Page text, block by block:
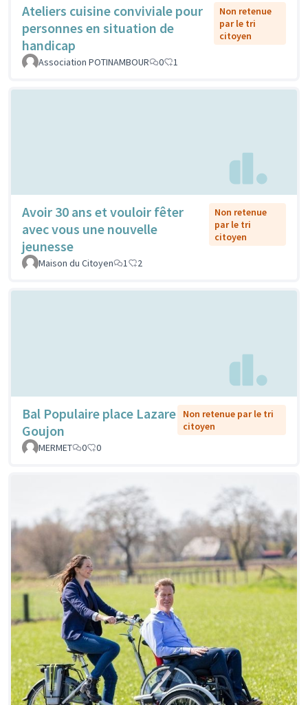
Ateliers cuisine conviviale pour
personnes en situation de
handicap
Non retenue
par le tri
citoyen
Association POTINAMBOUR 0 1
Avoir 30 ans et vouloir fêter
avec vous une nouvelle
jeunesse
Non retenue
par le tri
citoyen
Maison du Citoyen 1 2
Bal Populaire place Lazare
Goujon
Non retenue par le tri
citoyen
MERMET
0 0